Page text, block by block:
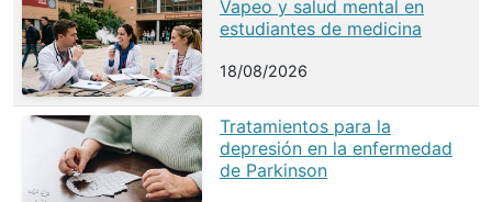
Vapeo y salud mental en
estudiantes de medicina
18/08/2026
Tratamientos para la
depresión en la enfermedad
de Parkinson